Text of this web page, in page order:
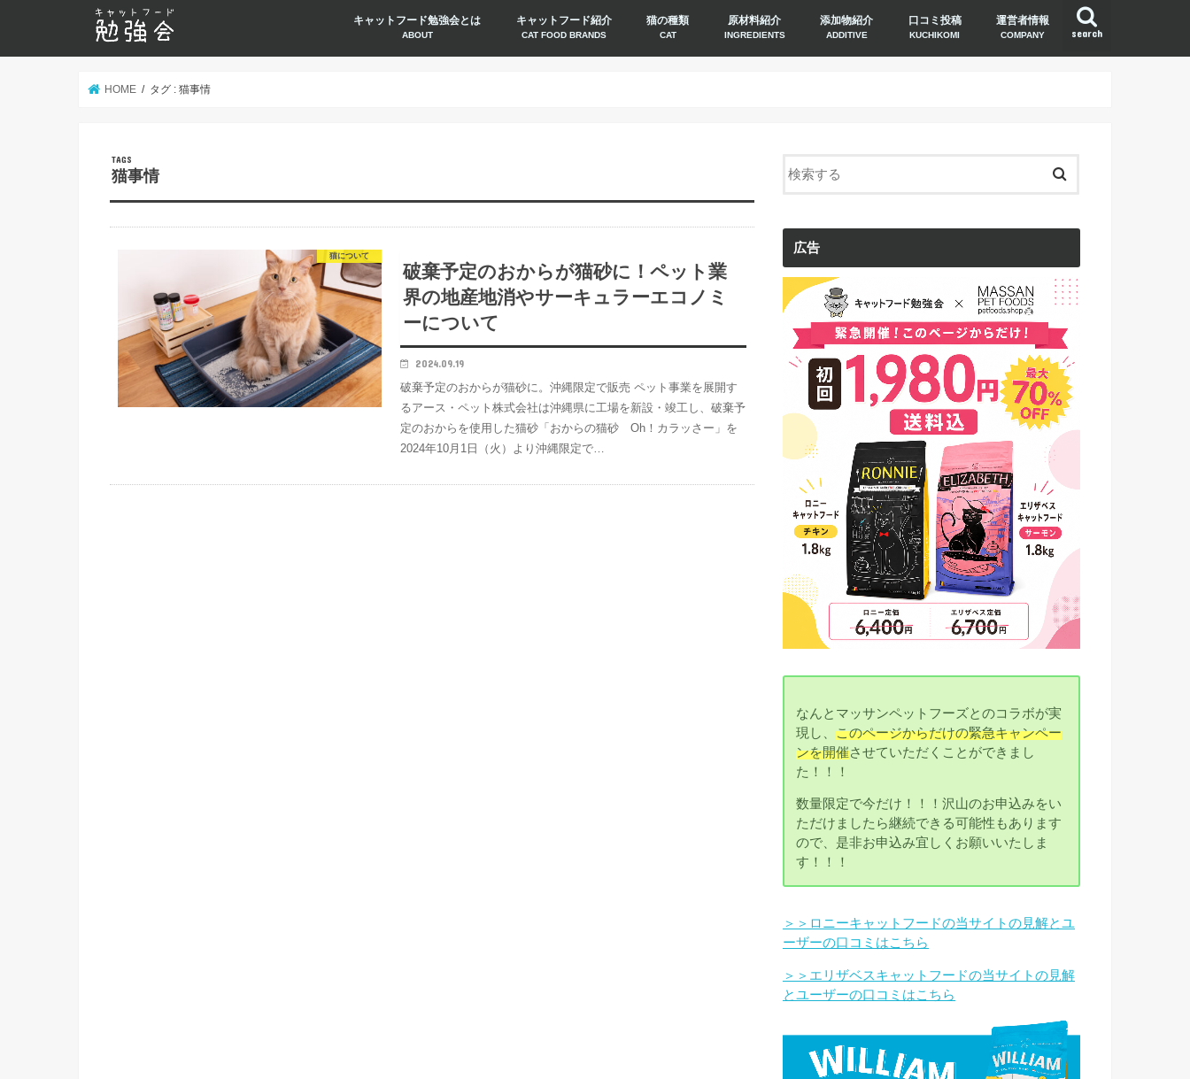
search
キャットフード勉強会とは
ABOUT
キャットフード紹介
CAT FOOD BRANDS
猫の種類
CAT
原材料紹介
INGREDIENTS
添加物紹介
ADDITIVE
口コミ投稿
KUCHIKOMI
運営者情報
COMPANY
HOME タグ : 猫事情
猫事情
猫について
破棄予定のおからが猫砂に！ペット業
界の地産地消やサーキュラーエコノミ
ーについて
2024.09.19
破棄予定のおからが猫砂に。沖縄限定で販売 ペット事業を展開す
るアース・ペット株式会社は沖縄県に工場を新設・竣工し、破棄予
定のおからを使用した猫砂「おからの猫砂 Oh！カラッさー」を
2024年10月1日（火）より沖縄限定で…
広告
なんとマッサンペットフーズとのコラボが実
現し、このページからだけの緊急キャンペー
ンを開催させていただくことができまし
た！！！
数量限定で今だけ！！！沢山のお申込みをい
ただけましたら継続できる可能性もあります
ので、是非お申込み宜しくお願いいたしま
す！！！
＞＞ロニーキャットフードの当サイトの見解とユ
ーザーの口コミはこちら
＞＞エリザベスキャットフードの当サイトの見解
とユーザーの口コミはこちら